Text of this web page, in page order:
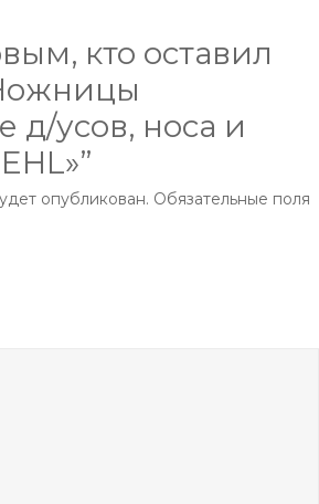
кто оставил
д/усов, носа и
опубликован. Обязательные поля